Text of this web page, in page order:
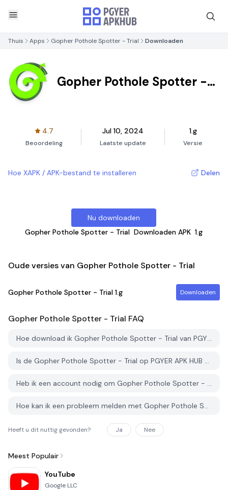
Thuis Apps Gopher Pothole Spotter - Trial Downloaden
Gopher Pothole Spotter -
4.7
Beoordeling
Jul 10, 2024
Laatste update
1.g
Versie
Hoe XAPK / APK-bestand te installeren Delen
Nu downloaden
Gopher Pothole Spotter - Trial Downloaden APK 1.g
Oude versies van Gopher Pothole Spotter - Trial
Gopher Pothole Spotter - Trial 1.g Downloaden
Gopher Pothole Spotter - Trial FAQ
Hoe download ik Gopher Pothole Spotter - Trial van PGYER APK HUB?
Is de Gopher Pothole Spotter - Trial op PGYER APK HUB gratis te downloaden?
Heb ik een account nodig om Gopher Pothole Spotter - Trial van PGYER APK HUB te downloaden?
Hoe kan ik een probleem melden met Gopher Pothole Spotter - Trial op PGYER APK HUB?
Heeft u dit nuttig gevonden? Ja Nee
Meest Populair
YouTube
Google LLC